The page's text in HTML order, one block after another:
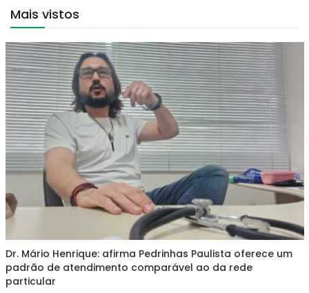
Mais vistos
Dr. Mário Henrique: afirma Pedrinhas Paulista oferece um
padrão de atendimento comparável ao da rede
particular